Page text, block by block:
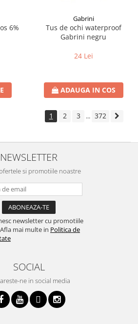
6%
Gabrini
Tus de ochi waterproof
Gabrini negru
24 Lei
ADAUGA IN COS
1 2 3 ... 372
NEWSLETTER
si promotiile noastre
newsletter cu promotiile
mai multe in Politica de
SOCIAL
ne in social media